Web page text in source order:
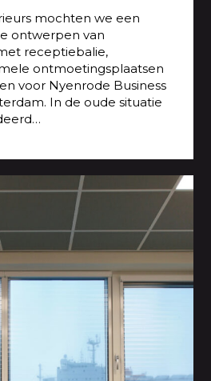
mochten we een
ontwerpen van
receptiebalie,
ontmoetingsplaatsen
voor Nyenrode Business
In de oude situatie